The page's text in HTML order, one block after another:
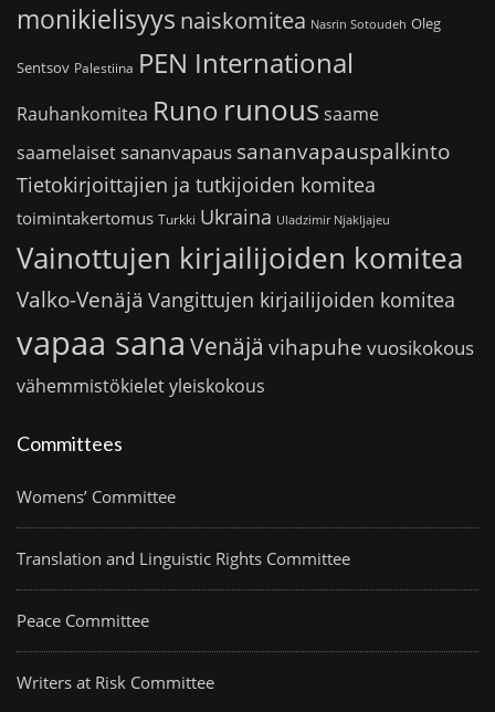
monikielisyys naiskomitea Nasrin Sotoudeh Oleg
Sentsov Palestiina PEN International
Rauhankomitea Runo runoussaame
saamelaiset sananvapaus sananvapauspalkinto
Tietokirjoittajien ja tutkijoiden komitea
toimintakertomus Turkki Ukraina Uladzimir Njakljajeu
Vainottujen kirjailijoiden komitea
Valko-Venäjä Vangittujen kirjailijoiden komitea
vapaa sana Venäjä vihapuhe vuosikokous
vähemmistökieletyleiskokous
Committees
Womens’ Committee
Translation and Linguistic Rights Committee
Peace Committee
Writers at Risk Committee